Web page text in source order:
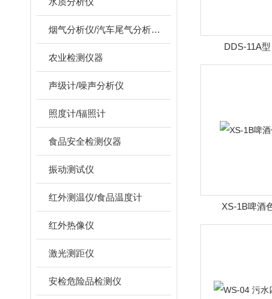
烟气分析仪/汽车尾气分析仪/转速表/汽车维修检测设备
农业检测仪器
声级计/噪声分析仪
照度计/辐照计
食品安全检测仪器
振动测试仪
红外测温仪/食品温度计
红外热像仪
激光测距仪
安检危险品检测仪
DDS-11A
XS-1B啤酒